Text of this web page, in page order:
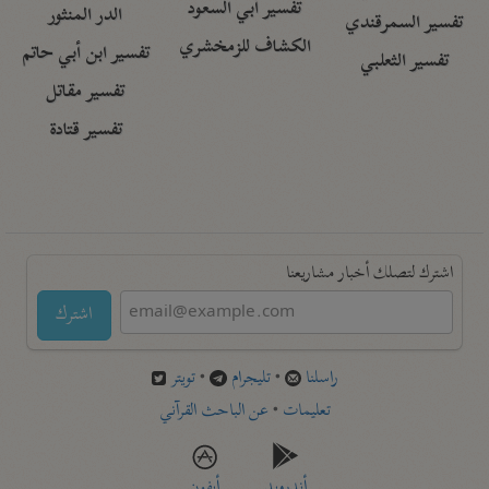
تفسير السمرقندي
تفسير الثعلبي
تفسير أبي السعود
الكشاف للزمخشري
الدر المنثور
تفسير ابن أبي حاتم
تفسير مقاتل
تفسير قتادة
اشترك لتصلك أخبار مشاريعنا
اشترك
راسلنا •تليجرام •تويتر
تعليمات •عن الباحث القرآني